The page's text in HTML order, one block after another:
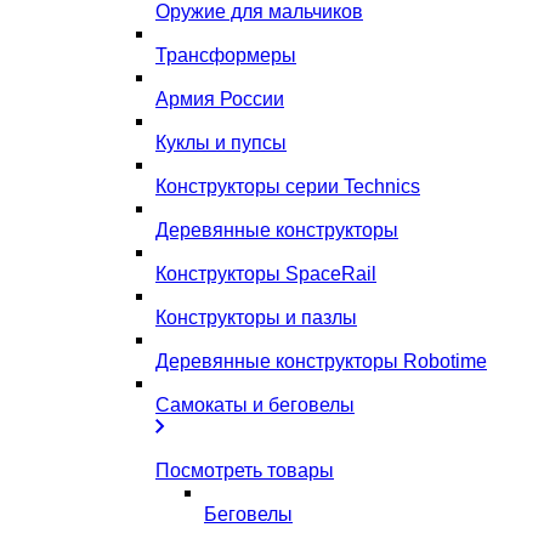
Оружие для мальчиков
Трансформеры
Армия России
Куклы и пупсы
Конструкторы серии Technics
Деревянные конструкторы
Конструкторы SpaceRail
Конструкторы и пазлы
Деревянные конструкторы Robotime
Самокаты и беговелы
Посмотреть товары
Беговелы